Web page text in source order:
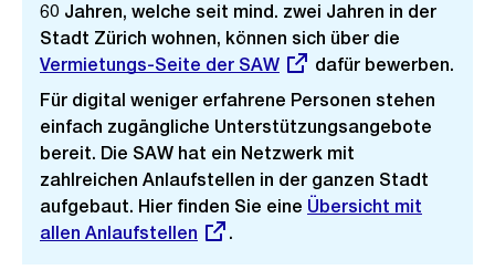
60 Jahren, welche seit mind. zwei Jahren in der
Stadt Zürich wohnen, können sich über die
Link:
Vermietungs-Seite der SAW
dafür bewerben.
Für digital weniger erfahrene Personen stehen
einfach zugängliche Unterstützungsangebote
bereit. Die SAW hat ein Netzwerk mit
zahlreichen Anlaufstellen in der ganzen Stadt
aufgebaut. Hier finden Sie eine Externer
Übersicht mit
allen Anlaufstellen
.